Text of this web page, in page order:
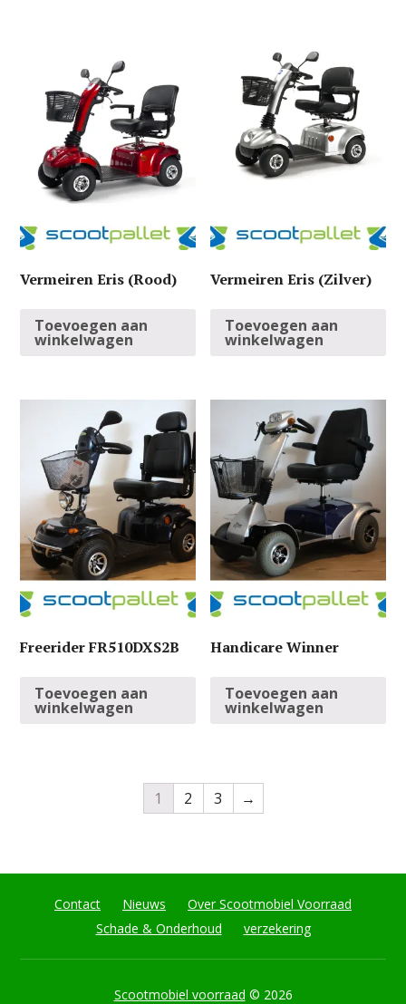
Vermeiren Eris (Rood)
Toevoegen aan
winkelwagen
Vermeiren Eris (Zilver)
Toevoegen aan
winkelwagen
Freerider FR510DXS2B
Toevoegen aan
winkelwagen
Handicare Winner
Toevoegen aan
winkelwagen
1 2 3 →
Contact Nieuws
Over Scootmobiel Voorraad
Schade & Onderhoud
verzekering
Scootmobiel voorraad © 2026